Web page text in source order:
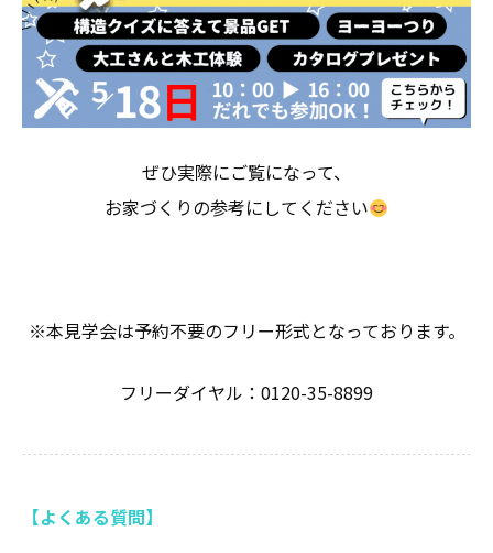
ぜひ実際にご覧になって、
お家づくりの参考にしてください
※本見学会は予約不要のフリー形式となっております。
フリーダイヤル：0120-35-8899
【よくある質問】